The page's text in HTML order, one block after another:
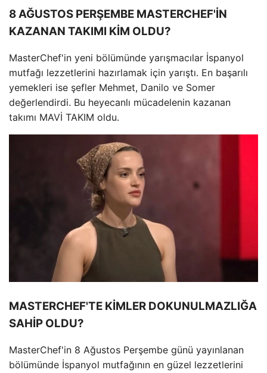
8 AĞUSTOS PERŞEMBE MASTERCHEF'İN
KAZANAN TAKIMI KİM OLDU?
MasterChef'in yeni bölümünde yarışmacılar İspanyol
mutfağı lezzetlerini hazırlamak için yarıştı. En başarılı
yemekleri ise şefler Mehmet, Danilo ve Somer
değerlendirdi. Bu heyecanlı mücadelenin kazanan
takımı MAVİ TAKIM oldu.
MASTERCHEF'TE KİMLER DOKUNULMAZLIĞA
SAHİP OLDU?
MasterChef'in 8 Ağustos Perşembe günü yayınlanan
bölümünde İspanyol mutfağının en güzel lezzetlerini